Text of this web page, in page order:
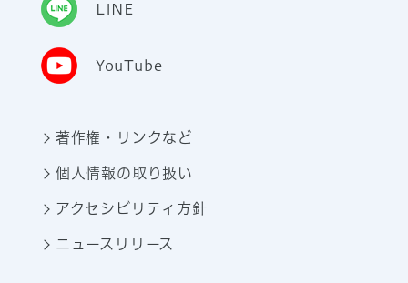
LINE
YouTube
著作権・リンクなど
個人情報の取り扱い
アクセシビリティ方針
ニュースリリース